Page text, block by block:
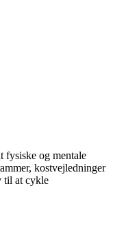
fysiske og mentale
kostvejledninger
til at cykle